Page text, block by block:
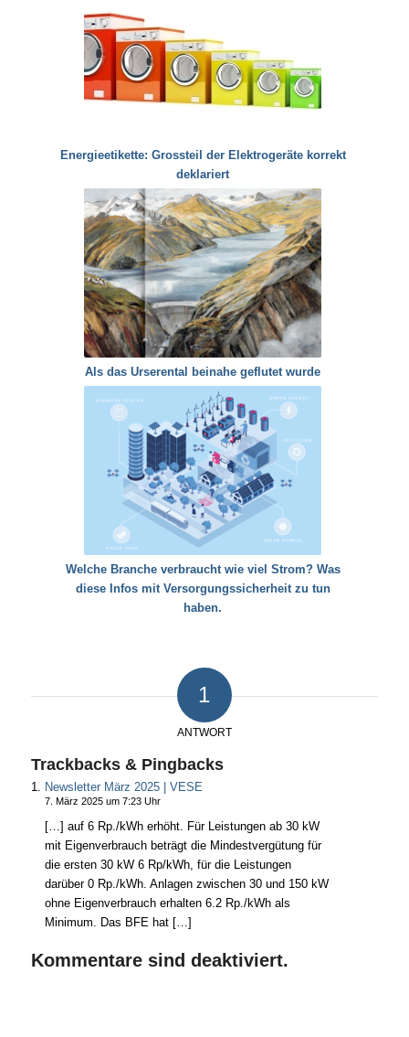
Energieetikette: Grossteil der Elektrogeräte korrekt
deklariert
Als das Urserental beinahe geflutet wurde
Welche Branche verbraucht wie viel Strom? Was
diese Infos mit Versorgungssicherheit zu tun
haben.
1
ANTWORT
Trackbacks & Pingbacks
Newsletter März 2025 | VESE
7. März 2025 um 7:23 Uhr
[…] auf 6 Rp./kWh erhöht. Für Leistungen ab 30 kW
mit Eigenverbrauch beträgt die Mindestvergütung für
die ersten 30 kW 6 Rp/kWh, für die Leistungen
darüber 0 Rp./kWh. Anlagen zwischen 30 und 150 kW
ohne Eigenverbrauch erhalten 6.2 Rp./kWh als
Minimum. Das BFE hat […]
Kommentare sind deaktiviert.